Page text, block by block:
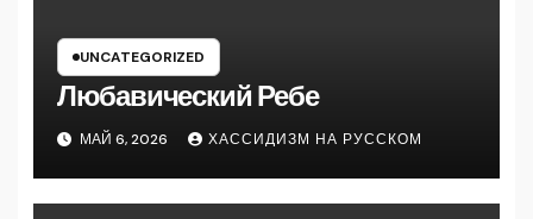
UNCATEGORIZED
Любавический Ребе
МАЙ 6, 2026 ХАССИДИЗМ НА РУССКОМ